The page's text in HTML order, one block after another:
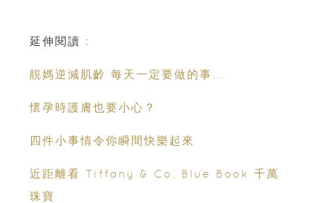
延伸閱讀 :
靚媽逆減肌齡 每天一定要做的事...
懷孕時護膚也要小心？
四件小事情令你瞬間快樂起來
近距離看 Tiffany & Co. Blue Book 千萬
珠寶